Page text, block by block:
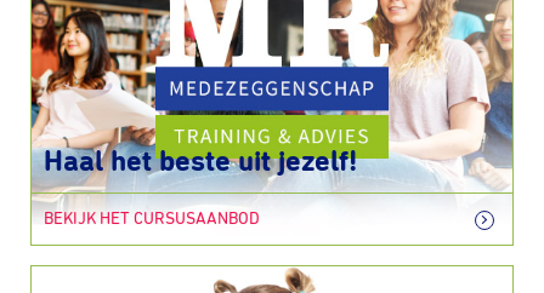
Haal het beste uit jezelf!
BEKIJK HET CURSUSAANBOD